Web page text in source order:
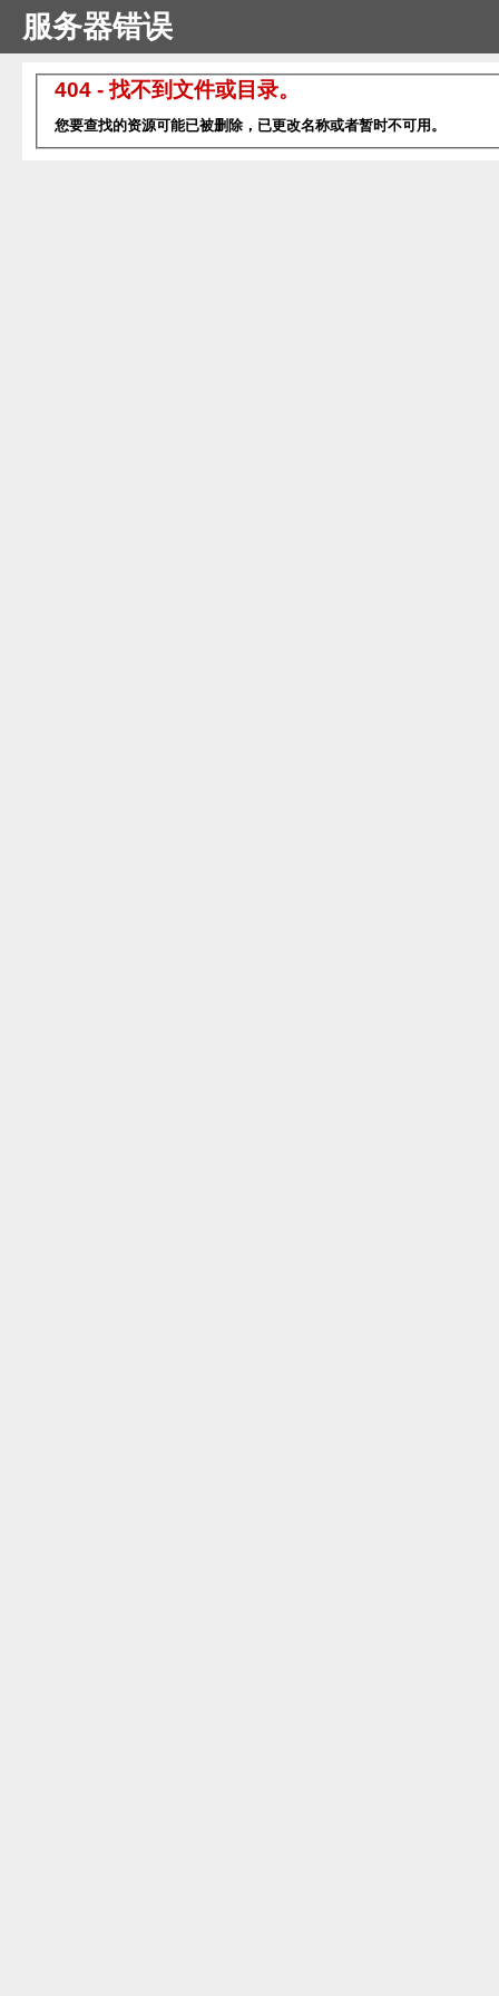
服务器错误
404 - 找不到文件或目录。
您要查找的资源可能已被删除，已更改名称或者暂时不可用。